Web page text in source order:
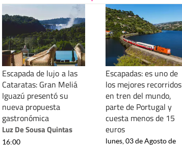
Escapada de lujo a las
Cataratas: Gran Meliá
Iguazú presentó su
nueva propuesta
gastronómica
Luz De Sousa Quintas
16:00
Escapadas: es uno de
los mejores recorridos
en tren del mundo,
parte de Portugal y
cuesta menos de 15
euros
lunes, 03 de Agosto de